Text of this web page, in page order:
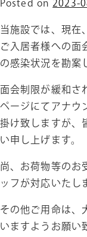
Posted on2023-
当施設では、現在
ご入居者様への面
の感染状況を勘案
面会制限が緩和さ
ページにてアナウ
掛け致しますが、
い申し上げます。
尚、お荷物等のお
ッフが対応いたし
その他ご用命は、
いますようお願い